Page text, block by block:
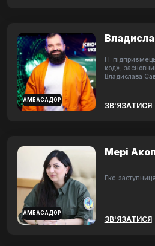
АМБАСАДОР
ІТ
код»,
Владислава
ЗВ'ЯЗАТИСЯ
АМБАСАДОР
Мері
Екс-
ЗВ'ЯЗАТИСЯ